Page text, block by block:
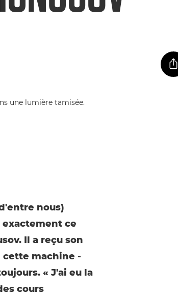
nous)
exactement ce
Il a reçu son
cette machine -
« J'ai eu la
cours